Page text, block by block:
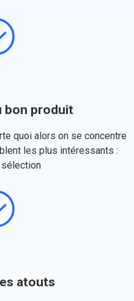
bon produit
quoi alors on se concentre
les plus intéressants :
atouts